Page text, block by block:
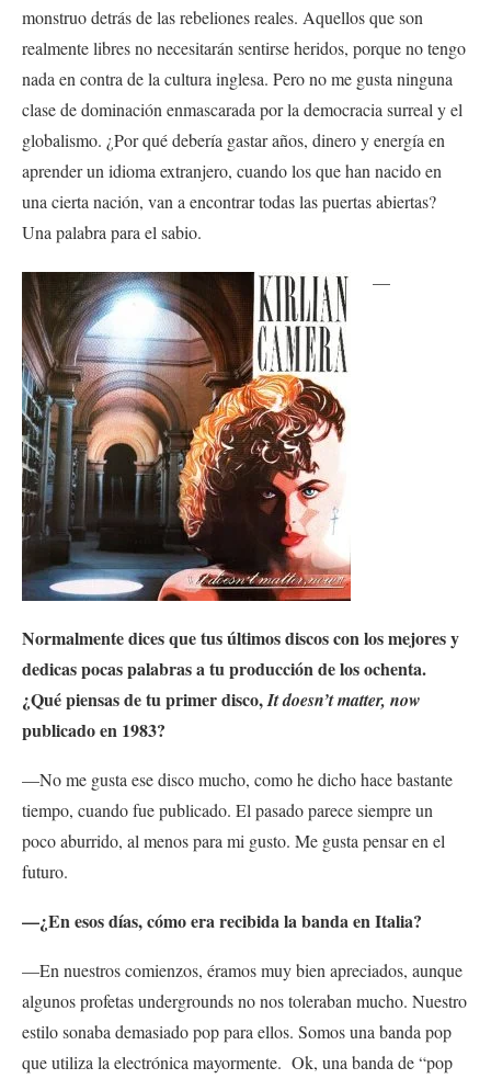
monstruo detrás de las rebeliones reales. Aquellos que son
realmente libres no necesitarán sentirse heridos, porque no tengo
nada en contra de la cultura inglesa. Pero no me gusta ninguna
clase de dominación enmascarada por la democracia surreal y el
globalismo. ¿Por qué debería gastar años, dinero y energía en
aprender un idioma extranjero, cuando los que han nacido en
una cierta nación, van a encontrar todas las puertas abiertas?
Una palabra para el sabio.
—
Normalmente dices que tus últimos discos con los mejores y
dedicas pocas palabras a tu producción de los ochenta.
¿Qué piensas de tu primer disco,It doesn’t matter, now
publicado en 1983?
—No me gusta ese disco mucho, como he dicho hace bastante
tiempo, cuando fue publicado. El pasado parece siempre un
poco aburrido, al menos para mi gusto. Me gusta pensar en el
futuro.
—¿En esos días, cómo era recibida la banda en Italia?
—En nuestros comienzos, éramos muy bien apreciados, aunque
algunos profetas undergrounds no nos toleraban mucho. Nuestro
estilo sonaba demasiado pop para ellos. Somos una banda pop
que utiliza la electrónica mayormente. Ok, una banda de “pop